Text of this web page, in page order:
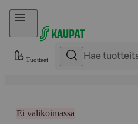
Hyppää sisältöön
Tuotteet
Ei valikoimassa